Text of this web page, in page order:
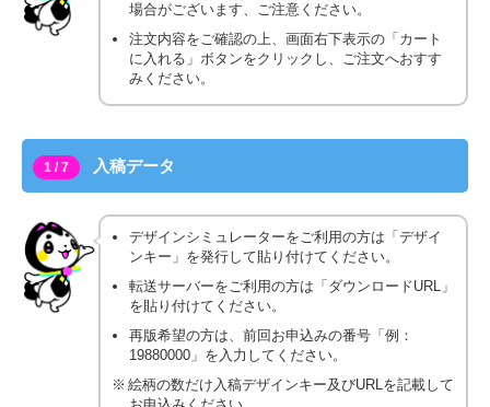
場合がございます、ご注意ください。
注文内容をご確認の上、画面右下表示の「カート
に入れる」ボタンをクリックし、ご注文へおすす
みください。
1 / 7 入稿データ
デザインシミュレーターをご利用の方は「デザイ
ンキー」を発行して貼り付けてください。
転送サーバーをご利用の方は「ダウンロードURL」
を貼り付けてください。
再版希望の方は、前回お申込みの番号「例：
19880000」を入力してください。
絵柄の数だけ入稿デザインキー及びURLを記載して